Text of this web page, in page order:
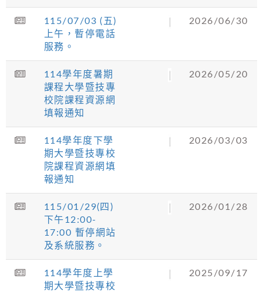
115/07/03 (五)
上午，暫停電話
服務。
2026/06/30
114學年度暑期
課程大學暨技專
校院課程資源網
填報通知
2026/05/20
114學年度下學
期大學暨技專校
院課程資源網填
報通知
2026/03/03
115/01/29(四)
下午12:00-
17:00 暫停網站
及系統服務。
2026/01/28
114學年度上學
期大學暨技專校
2025/09/17